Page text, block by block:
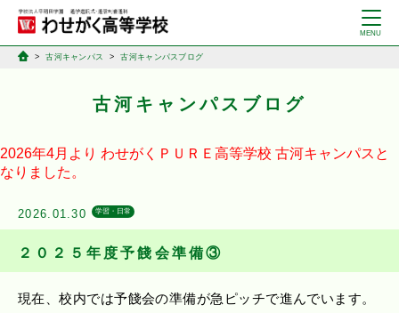
古河キャンパス 古河キャンパスブログ
古河キャンパスブログ
2026年4月より わせがくＰＵＲＥ高等学校 古河キャンパスと
なりました。
2026.01.30 学習・日常
２０２５年度予餞会準備③
現在、校内では予餞会の準備が急ピッチで進んでいます。